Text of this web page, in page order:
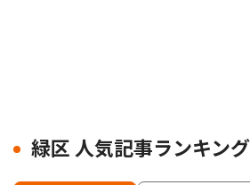
緑区 人気記事ランキング